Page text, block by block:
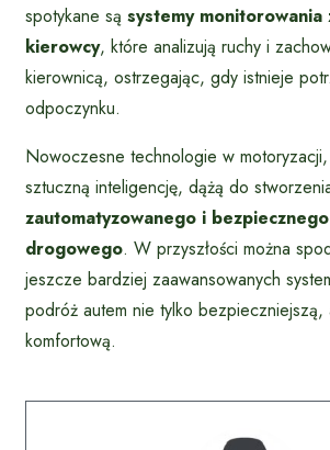
spotykane są systemy monitorowania
kierowcy, które analizują ruchy i
kierownicą, ostrzegając, gdy istnieje
odpoczynku.
Nowoczesne technologie w
sztuczną inteligencję, dążą do
zautomatyzowanego i
drogowego. W przyszłości można
jeszcze bardziej zaawansowanych
podróż autem nie tylko
komfortową.